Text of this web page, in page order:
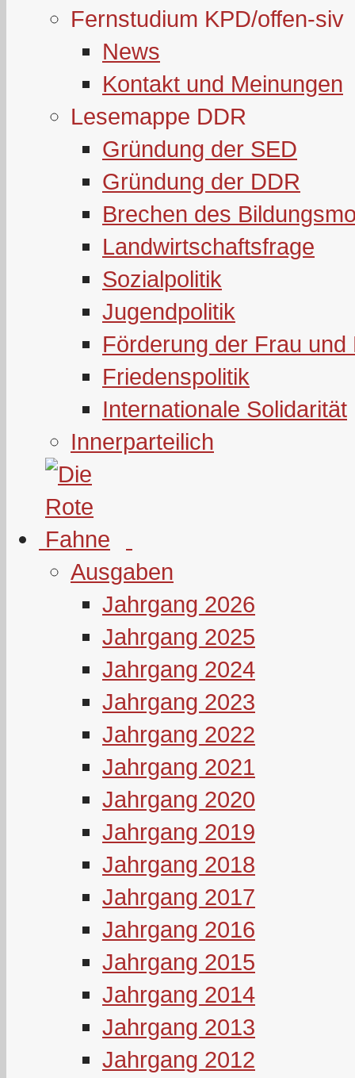
Fernstudium KPD/offen-siv
News
Kontakt und Meinungen
Lesemappe DDR
Gründung der SED
Gründung der DDR
Brechen des
Landwirtschaftsfrage
Sozialpolitik
Jugendpolitik
Förderung der Frau und
Friedenspolitik
Internationale Solidarität
Innerparteilich
Ausgaben
Jahrgang 2026
Jahrgang 2025
Jahrgang 2024
Jahrgang 2023
Jahrgang 2022
Jahrgang 2021
Jahrgang 2020
Jahrgang 2019
Jahrgang 2018
Jahrgang 2017
Jahrgang 2016
Jahrgang 2015
Jahrgang 2014
Jahrgang 2013
Jahrgang 2012